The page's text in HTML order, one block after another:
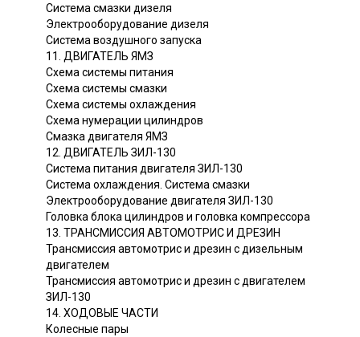
Система смазки дизеля
Электрооборудование дизеля
Система воздушного запуска
11. ДВИГАТЕЛЬ ЯМЗ
Схема системы питания
Схема системы смазки
Схема системы охлаждения
Схема нумерации цилиндров
Смазка двигателя ЯМЗ
12. ДВИГАТЕЛЬ ЗИЛ-130
Система питания двигателя ЗИЛ-130
Система охлаждения. Система смазки
Электрооборудование двигателя ЗИЛ-130
Головка блока цилиндров и головка компрессора
13. ТРАНСМИССИЯ АВТОМОТРИС И ДРЕЗИН
Трансмиссия автомотрис и дрезин с дизельным
двигателем
Трансмиссия автомотрис и дрезин с двигателем
ЗИЛ-130
14. ХОДОВЫЕ ЧАСТИ
Колесные пары